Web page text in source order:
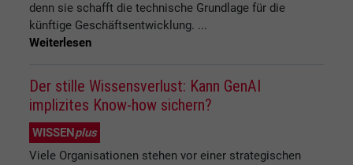
denn sie schafft die technische Grundlage für die
künftige Geschäftsentwicklung. ...
Weiterlesen
Der stille Wissensverlust: Kann GenAI
implizites Know-how sichern?
WISSENplus
Viele Organisationen stehen vor einer strategischen